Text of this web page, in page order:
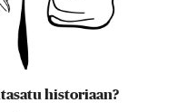
historiaan?